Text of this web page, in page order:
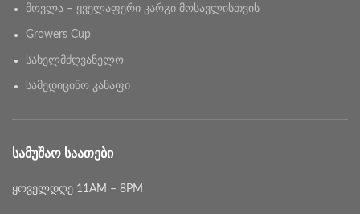
მოვლა – ყველაფერი კარგი მოსავლისთვის
Growers Cup
სახელმძღვანელო
სამედიცინო კანაფი
ᲡᲐᲛᲣᲨᲐᲝ ᲡᲐᲐᲗᲔᲑᲘ
ყოველდღე 11AM – 8PM